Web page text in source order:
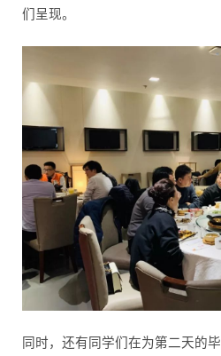
们呈现。
同时，还有同学们在为第二天的